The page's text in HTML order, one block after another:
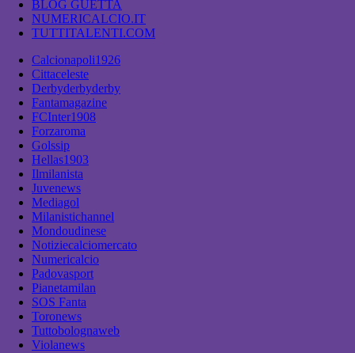
BLOG GUETTA
NUMERICALCIO.IT
TUTTITALENTI.COM
Calcionapoli1926
Cittaceleste
Derbyderbyderby
Fantamagazine
FCInter1908
Forzaroma
Golssip
Hellas1903
Ilmilanista
Juvenews
Mediagol
Milanistichannel
Mondoudinese
Notiziecalciomercato
Numericalcio
Padovasport
Pianetamilan
SOS Fanta
Toronews
Tuttobolognaweb
Violanews